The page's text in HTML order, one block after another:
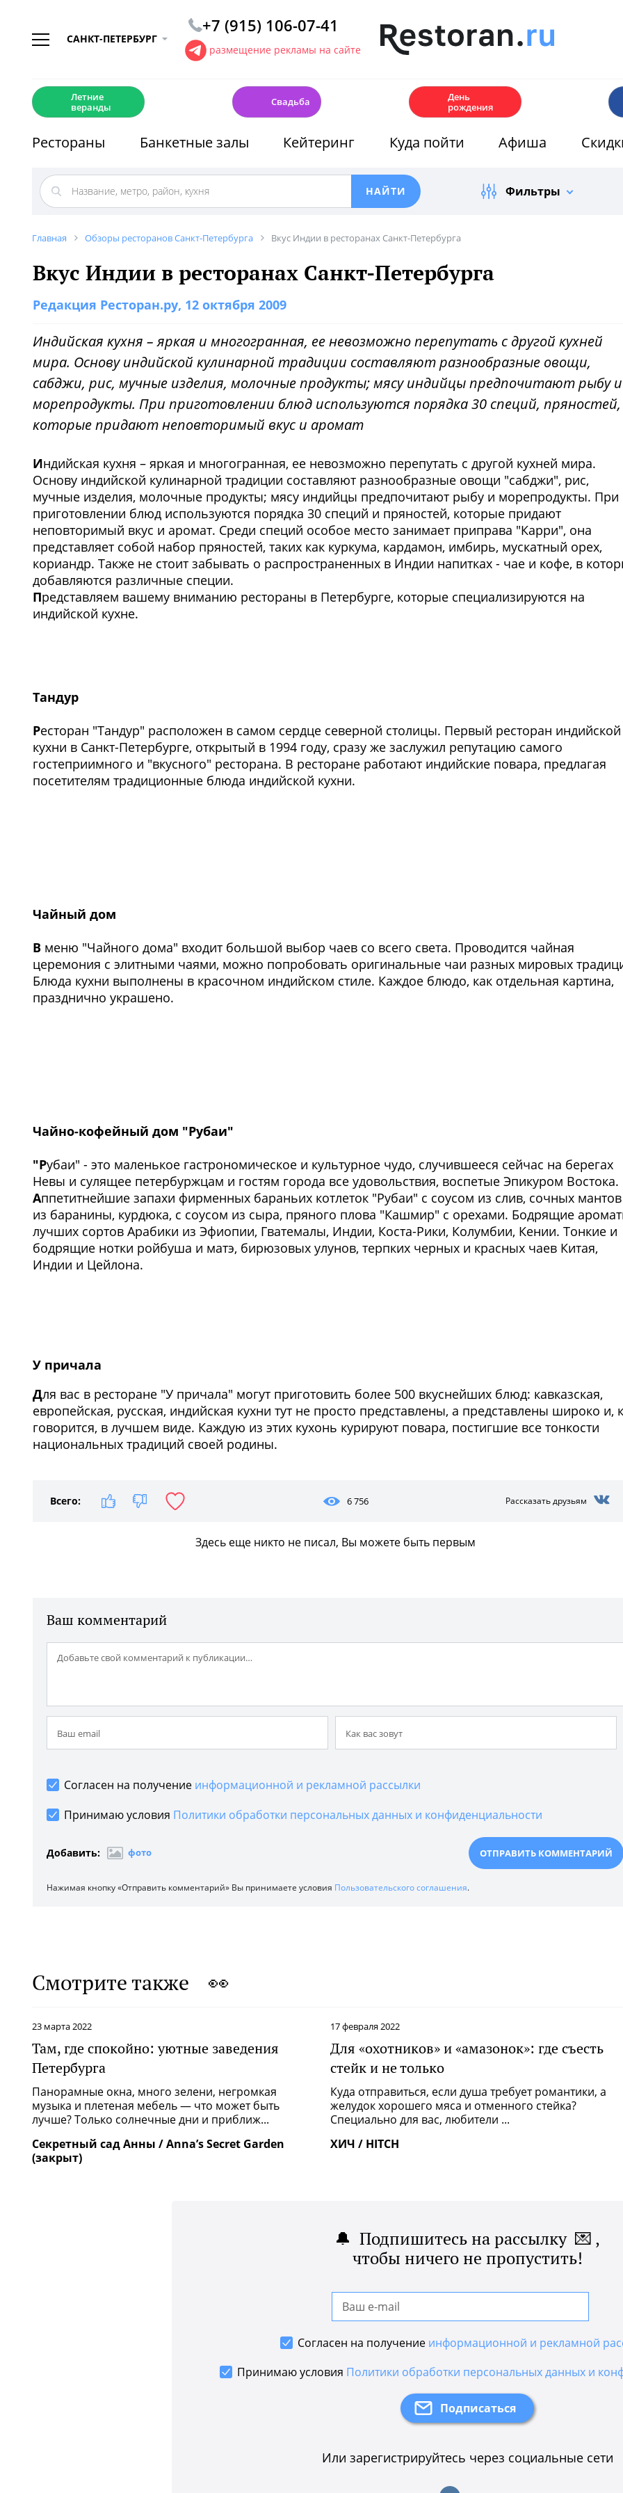
САНКТ-ПЕТЕРБУРГ
+7 (915) 106-07-41
размещение рекламы на сайте
Летние
веранды
Свадьба
День
рождения
Рестораны Банкетные залы Кейтеринг Куда пойти Афиша
Фильтры
Главная Обзоры ресторанов Санкт-Петербурга Вкус Индии в ресторанах Санкт-Петербурга
Вкус Индии в ресторанах Санкт-Петербурга
Редакция Ресторан.ру, 12 октября 2009
Индийская кухня – яркая и многогранная, ее невозможно перепутать с другой кухней
мира. Основу индийской кулинарной традиции составляют разнообразные овощи,
сабджи, рис, мучные изделия, молочные продукты; мясу индийцы предпочитают рыбу и
морепродукты. При приготовлении блюд используются порядка 30 специй, пряностей,
которые придают неповторимый вкус и аромат
Индийская кухня – яркая и многогранная, ее невозможно перепутать с другой кухней мира.
Основу индийской кулинарной традиции составляют разнообразные овощи "сабджи", рис,
мучные изделия, молочные продукты; мясу индийцы предпочитают рыбу и морепродукты. При
приготовлении блюд используются порядка 30 специй и пряностей, которые придают
неповторимый вкус и аромат. Среди специй особое место занимает приправа "Карри", она
представляет собой набор пряностей, таких как куркума, кардамон, имбирь, мускатный орех,
кориандр. Также не стоит забывать о распространенных в Индии напитках - чае и кофе, в
добавляются различные специи.
Представляем вашему вниманию рестораны в Петербурге, которые специализируются на
индийской кухне.
Тандур
Ресторан "Тандур" расположен в самом сердце северной столицы. Первый ресторан индийской
кухни в Санкт-Петербурге, открытый в 1994 году, сразу же заслужил репутацию самого
гостеприимного и "вкусного" ресторана. В ресторане работают индийские повара, предлагая
посетителям традиционные блюда индийской кухни.
Чайный дом
В меню "Чайного дома" входит большой выбор чаев со всего света. Проводится чайная
церемония с элитными чаями, можно попробовать оригинальные чаи разных мировых
Блюда кухни выполнены в красочном индийском стиле. Каждое блюдо, как отдельная картина,
празднично украшено.
Чайно-кофейный дом "Рубаи"
"Рубаи" - это маленькое гастрономическое и культурное чудо, случившееся сейчас на берегах
Невы и сулящее петербуржцам и гостям города все удовольствия, воспетые Эпикуром Востока.
Аппетитнейшие запахи фирменных бараньих котлеток "Рубаи" с соусом из слив, сочных мантов
из баранины, курдюка, с соусом из сыра, пряного плова "Кашмир" с орехами. Бодрящие
лучших сортов Арабики из Эфиопии, Гватемалы, Индии, Коста-Рики, Колумбии, Кении. Тонкие и
бодрящие нотки ройбуша и матэ, бирюзовых улунов, терпких черных и красных чаев Китая,
Индии и Цейлона.
У причала
Для вас в ресторане "У причала" могут приготовить более 500 вкуснейших блюд: кавказская,
европейская, русская, индийская кухни тут не просто представлены, а представлены широко и,
говорится, в лучшем виде. Каждую из этих кухонь курируют повара, постигшие все тонкости
национальных традиций своей родины.
Всего: 6 756 Рассказать друзьям
Здесь еще никто не писал, Вы можете быть первым
Ваш комментарий
Согласен на получение информационной и рекламной рассылки
Принимаю условия Политики обработки персональных данных и конфиденциальности
Добавить: фото
Нажимая кнопку «Отправить комментарий» Вы принимаете условия Пользовательского соглашения.
Смотрите также 👀
23 марта 2022
Там, где спокойно: уютные заведения
Петербурга
Панорамные окна, много зелени, негромкая
музыка и плетеная мебель — что может быть
лучше? Только солнечные дни и приближ...
Секретный сад Анны / Anna’s Secret Garden
(закрыт)
17 февраля 2022
Для «охотников» и «амазонок»: где съесть
стейк и не только
Куда отправиться, если душа требует романтики, а
желудок хорошего мяса и отменного стейка?
Специально для вас, любители ...
ХИЧ / HITCH
🔔 Подпишитесь на рассылку 💌 ,
чтобы ничего не пропустить!
Согласен на получение информационной и рекламной
Принимаю условия Политики обработки персональных данных и
Или зарегистрируйтесь через социальные сети